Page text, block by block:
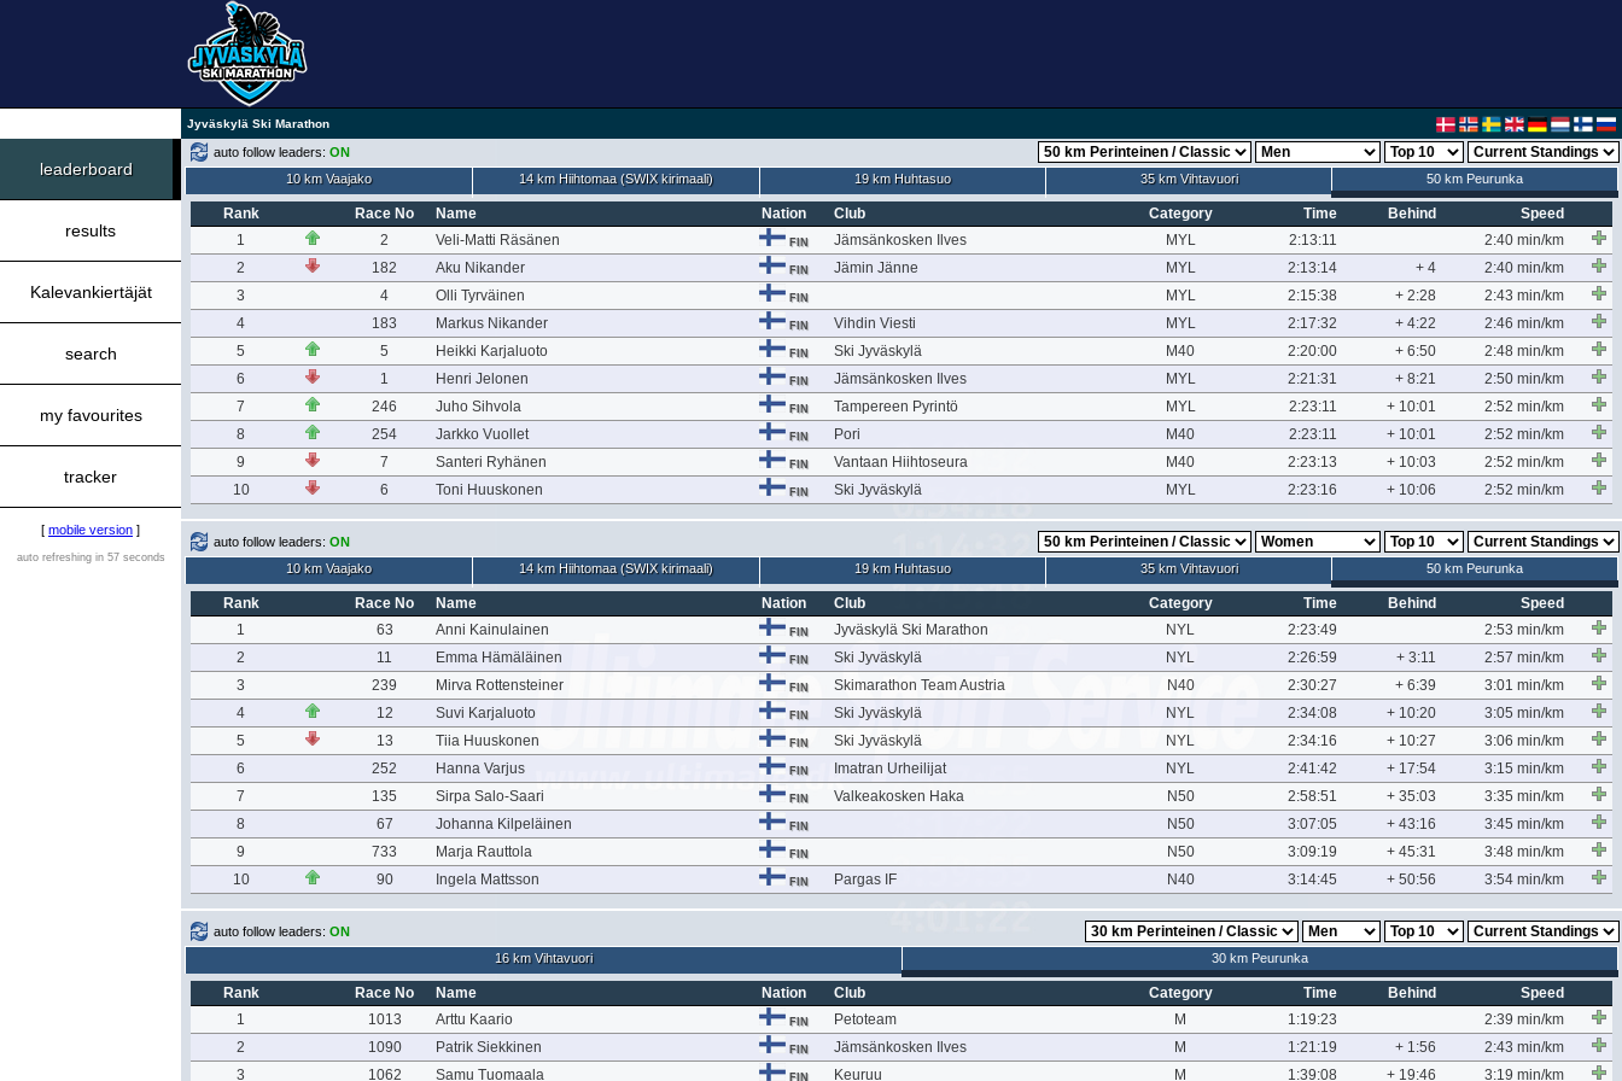
Jyväskylä Ski Marathon
leaderboard
results
Kalevankiertäjät
search
my favourites
tracker
[ mobile version ]
auto refreshing in 57 seconds
auto follow leaders: ON
10 km Vaajako
14 km Hiihtomaa (SWIX kirimaali) 19 km Huhtasuo 35 km Vihtavuori 50 km Peurunka
Rank Race No Name Nation Club Category Time Behind
Speed
1
2 Veli-Matti Räsänen FIN Jämsänkosken Ilves MYL 2:13:11
2:40 min/km
2
182 Aku Nikander FIN Jämin Jänne MYL 2:13:14 + 4
2:40 min/km
3
4 Olli Tyrväinen FIN MYL 2:15:38 + 2:28
2:43 min/km
4
183 Markus Nikander FIN Vihdin Viesti MYL 2:17:32 + 4:22
2:46 min/km
5
5 Heikki Karjaluoto FIN Ski Jyväskylä M40 2:20:00 + 6:50
2:48 min/km
6
1 Henri Jelonen FIN Jämsänkosken Ilves MYL 2:21:31 + 8:21
2:50 min/km
7
246 Juho Sihvola FIN Tampereen Pyrintö MYL 2:23:11 + 10:01
2:52 min/km
8
254 Jarkko Vuollet FIN Pori M40 2:23:11 + 10:01
2:52 min/km
9
7 Santeri Ryhänen FIN Vantaan Hiihtoseura M40 2:23:13 + 10:03
2:52 min/km
10
6 Toni Huuskonen FIN Ski Jyväskylä MYL 2:23:16 + 10:06 2:52 min/km
auto follow leaders: ON
10 km Vaajako
14 km Hiihtomaa (SWIX kirimaali) 19 km Huhtasuo 35 km Vihtavuori 50 km Peurunka
Rank Race No Name Nation Club Category Time Behind
Speed
1
63 Anni Kainulainen FIN Jyväskylä Ski Marathon NYL 2:23:49
2:53 min/km
2
11 Emma Hämäläinen FIN Ski Jyväskylä NYL 2:26:59 + 3:11
2:57 min/km
3
239 Mirva Rottensteiner FIN Skimarathon Team Austria N40 2:30:27 + 6:39
3:01 min/km
4
12 Suvi Karjaluoto FIN Ski Jyväskylä NYL 2:34:08 + 10:20
3:05 min/km
5
13 Tiia Huuskonen FIN Ski Jyväskylä NYL 2:34:16 + 10:27
3:06 min/km
6
252 Hanna Varjus FIN Imatran Urheilijat NYL 2:41:42 + 17:54
3:15 min/km
7
135 Sirpa Salo-Saari FIN Valkeakosken Haka N50 2:58:51 + 35:03
3:35 min/km
8
67 Johanna Kilpeläinen FIN N50 3:07:05 + 43:16
3:45 min/km
9
733 Marja Rauttola FIN N50 3:09:19 + 45:31
3:48 min/km
10
90 Ingela Mattsson FIN Pargas IF N40 3:14:45 + 50:56 3:54 min/km
auto follow leaders: ON
16 km Vihtavuori
30 km Peurunka
Rank Race No Name Nation Club Category Time Behind
Speed
1
1013 Arttu Kaario FIN Petoteam M 1:19:23
2:39 min/km
2
1090 Patrik Siekkinen FIN Jämsänkosken Ilves M 1:21:19 + 1:56
2:43 min/km
3
1062 Samu Tuomaala FIN Keuruu M 1:39:08 + 19:46 3:19 min/km